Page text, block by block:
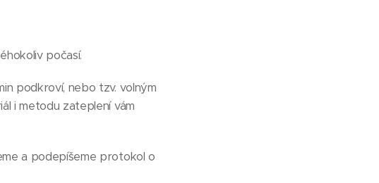
počasí.
podkroví, nebo tzv. volným
i metodu zateplení vám
a podepíšeme protokol o